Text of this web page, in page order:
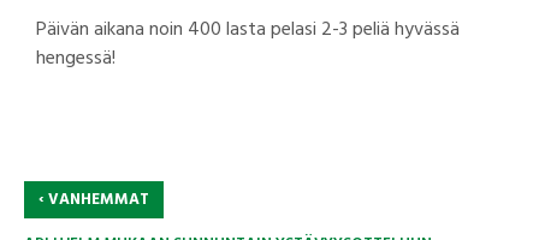
Päivän aikana noin 400 lasta pelasi 2-3 peliä hyvässä
hengessä!
‹VANHEMMAT